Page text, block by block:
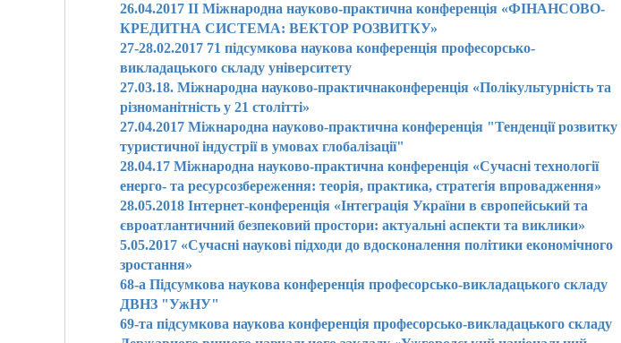
26.04.2017 IІ Міжнародна науково-практична конференція «ФІНАНСОВО-
КРЕДИТНА СИСТЕМА: ВЕКТОР РОЗВИТКУ»
27-28.02.2017 71 підсумкова наукова конференція професорсько-
викладацького складу університету
27.03.18. Міжнародна науково-практичнаконференція «Полікультурність та
різноманітність у 21 столітті»
27.04.2017 Міжнародна науково-практична конференція "Тенденції розвитку
туристичної індустрії в умовах глобалізації"
28.04.17 Міжнародна науково-практична конференція «Сучасні технології
енерго- та ресурсозбереження: теорія, практика, стратегія впровадження»
28.05.2018 Інтернет-конференція «Інтеграція України в європейський та
євроатлантичний безпековий простори: актуальні аспекти та виклики»
5.05.2017 «Сучасні наукові підходи до вдосконалення політики економічного
зростання»
68-а Підсумкова наукова конференція професорсько-викладацького складу
ДВНЗ "УжНУ"
69-та підсумкова наукова конференція професорсько-викладацького складу